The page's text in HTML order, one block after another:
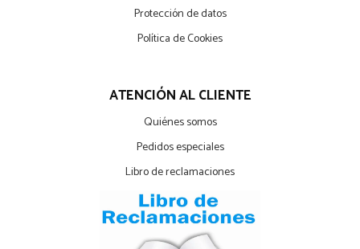
Protección de datos
Política de Cookies
ATENCIÓN AL CLIENTE
Quiénes somos
Pedidos especiales
Libro de reclamaciones